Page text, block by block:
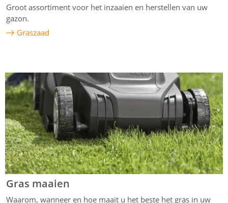
Groot assortiment voor het inzaaien en herstellen van uw
gazon.
Graszaad
Gras maaien
Waarom, wanneer en hoe maait u het beste het gras in uw